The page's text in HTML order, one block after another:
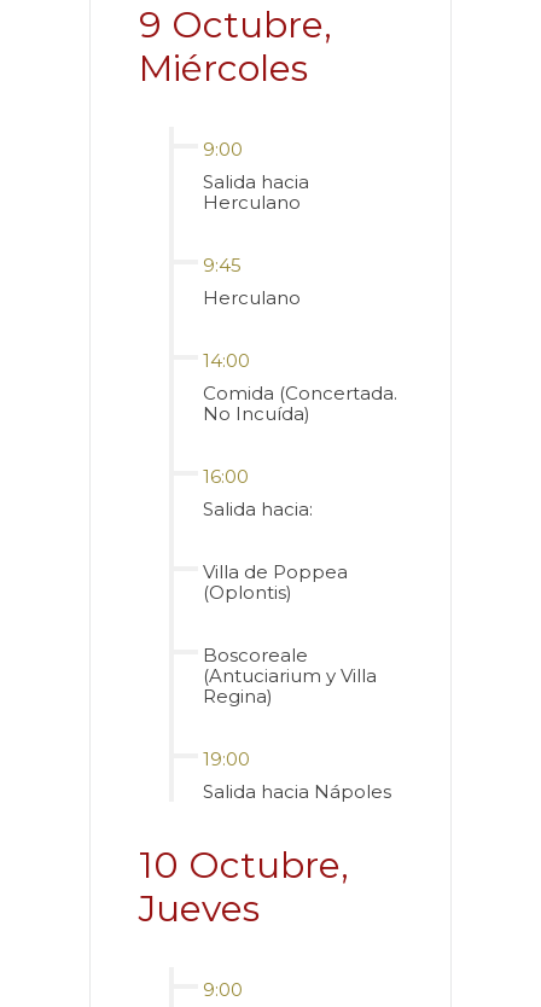
9 Octubre,
Miércoles
9:00
Salida hacia
Herculano
9:45
Herculano
14:00
Comida (Concertada.
No Incuída)
16:00
Salida hacia:
Villa de Poppea
(Oplontis)
Boscoreale
(Antuciarium y Villa
Regina)
19:00
Salida hacia Nápoles
10 Octubre,
Jueves
9:00